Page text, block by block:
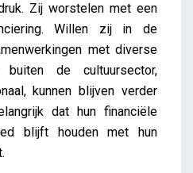
Zij worstelen met een
Willen zij in de
met diverse
de cultuursector,
kunnen blijven verder
dat hun financiële
blijft houden met hun